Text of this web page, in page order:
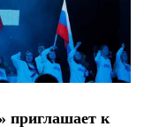
приглашает к